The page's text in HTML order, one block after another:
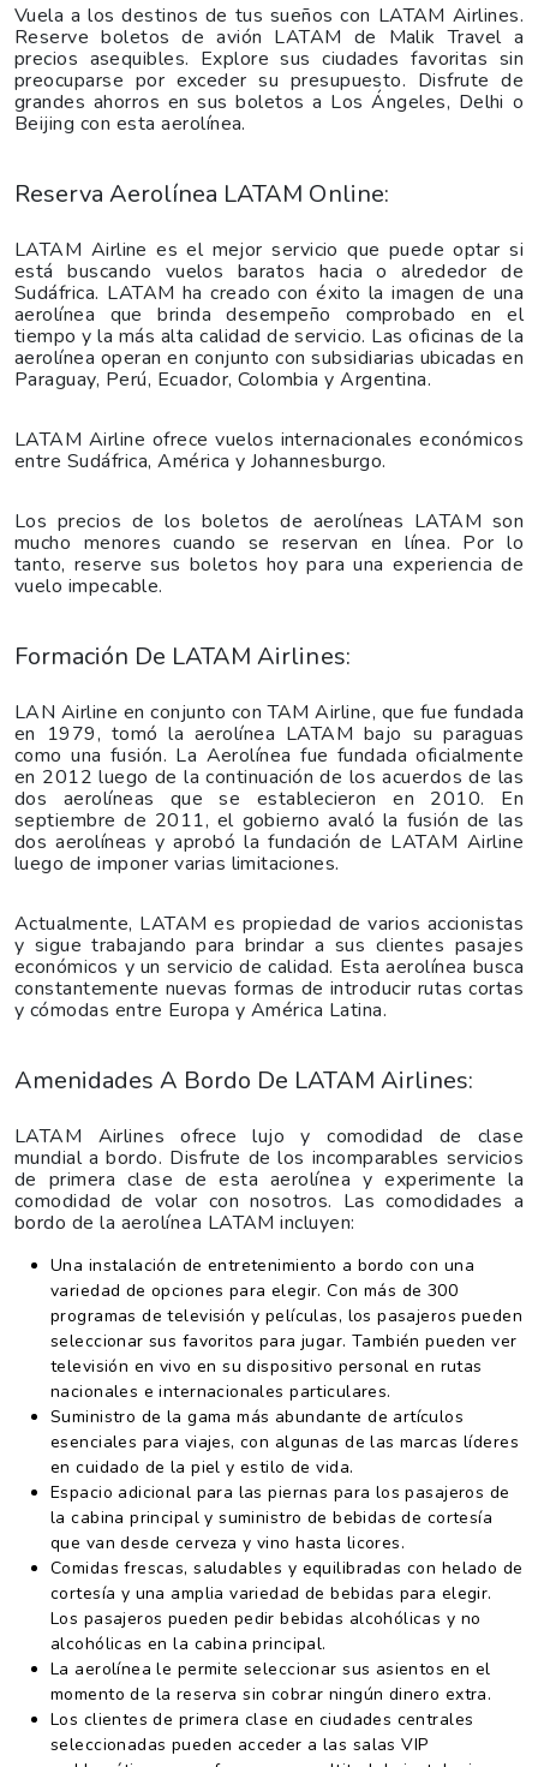
Vuela a los destinos de tus sueños con LATAM Airlines.
Reserve boletos de avión LATAM de Malik Travel a
precios asequibles. Explore sus ciudades favoritas sin
preocuparse por exceder su presupuesto. Disfrute de
grandes ahorros en sus boletos a Los Ángeles, Delhi o
Beijing con esta aerolínea.
Reserva Aerolínea LATAM Online:
LATAM Airline es el mejor servicio que puede optar si
está buscando vuelos baratos hacia o alrededor de
Sudáfrica. LATAM ha creado con éxito la imagen de una
aerolínea que brinda desempeño comprobado en el
tiempo y la más alta calidad de servicio. Las oficinas de la
aerolínea operan en conjunto con subsidiarias ubicadas en
Paraguay, Perú, Ecuador, Colombia y Argentina.
LATAM Airline ofrece vuelos internacionales económicos
entre Sudáfrica, América y Johannesburgo.
Los precios de los boletos de aerolíneas LATAM son
mucho menores cuando se reservan en línea. Por lo
tanto, reserve sus boletos hoy para una experiencia de
vuelo impecable.
Formación De LATAM Airlines:
LAN Airline en conjunto con TAM Airline, que fue fundada
en 1979, tomó la aerolínea LATAM bajo su paraguas
como una fusión. La Aerolínea fue fundada oficialmente
en 2012 luego de la continuación de los acuerdos de las
dos aerolíneas que se establecieron en 2010. En
septiembre de 2011, el gobierno avaló la fusión de las
dos aerolíneas y aprobó la fundación de LATAM Airline
luego de imponer varias limitaciones.
Actualmente, LATAM es propiedad de varios accionistas
y sigue trabajando para brindar a sus clientes pasajes
económicos y un servicio de calidad. Esta aerolínea busca
constantemente nuevas formas de introducir rutas cortas
y cómodas entre Europa y América Latina.
Amenidades A Bordo De LATAM Airlines:
LATAM Airlines ofrece lujo y comodidad de clase
mundial a bordo. Disfrute de los incomparables servicios
de primera clase de esta aerolínea y experimente la
comodidad de volar con nosotros. Las comodidades a
bordo de la aerolínea LATAM incluyen:
Una instalación de entretenimiento a bordo con una
variedad de opciones para elegir. Con más de 300
programas de televisión y películas, los pasajeros pueden
seleccionar sus favoritos para jugar. También pueden ver
televisión en vivo en su dispositivo personal en rutas
nacionales e internacionales particulares.
Suministro de la gama más abundante de artículos
esenciales para viajes, con algunas de las marcas líderes
en cuidado de la piel y estilo de vida.
Espacio adicional para las piernas para los pasajeros de
la cabina principal y suministro de bebidas de cortesía
que van desde cerveza y vino hasta licores.
Comidas frescas, saludables y equilibradas con helado de
cortesía y una amplia variedad de bebidas para elegir.
Los pasajeros pueden pedir bebidas alcohólicas y no
alcohólicas en la cabina principal.
La aerolínea le permite seleccionar sus asientos en el
momento de la reserva sin cobrar ningún dinero extra.
Los clientes de primera clase en ciudades centrales
seleccionadas pueden acceder a las salas VIP